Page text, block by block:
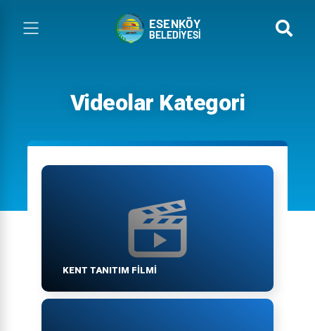
Videolar Kategori
KENT TANITIM FILMI